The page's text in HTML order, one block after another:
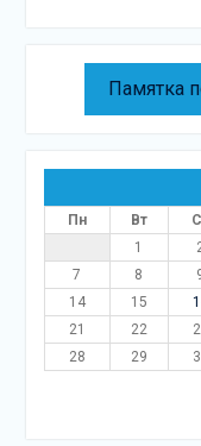
Памятка
Пн Вт
1
7
8
14
15
21
22
28
29